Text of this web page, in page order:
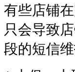
有些店铺
只会导致
段的短信